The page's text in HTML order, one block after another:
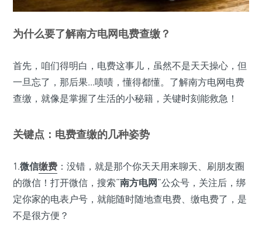
为什么要了解南方电网电费查缴？
首先，咱们得明白，电费这事儿，虽然不是天天操心，但
一旦忘了，那后果...啧啧，懂得都懂。了解南方电网电费
查缴，就像是掌握了生活的小秘籍，关键时刻能救急！
关键点：电费查缴的几种姿势
1.微信缴费 ：没错，就是那个你天天用来聊天、刷朋友圈
的微信！打开微信，搜索“南方电网”公众号，关注后，绑
定你家的电表户号，就能随时随地查电费、缴电费了，是
不是很方便？